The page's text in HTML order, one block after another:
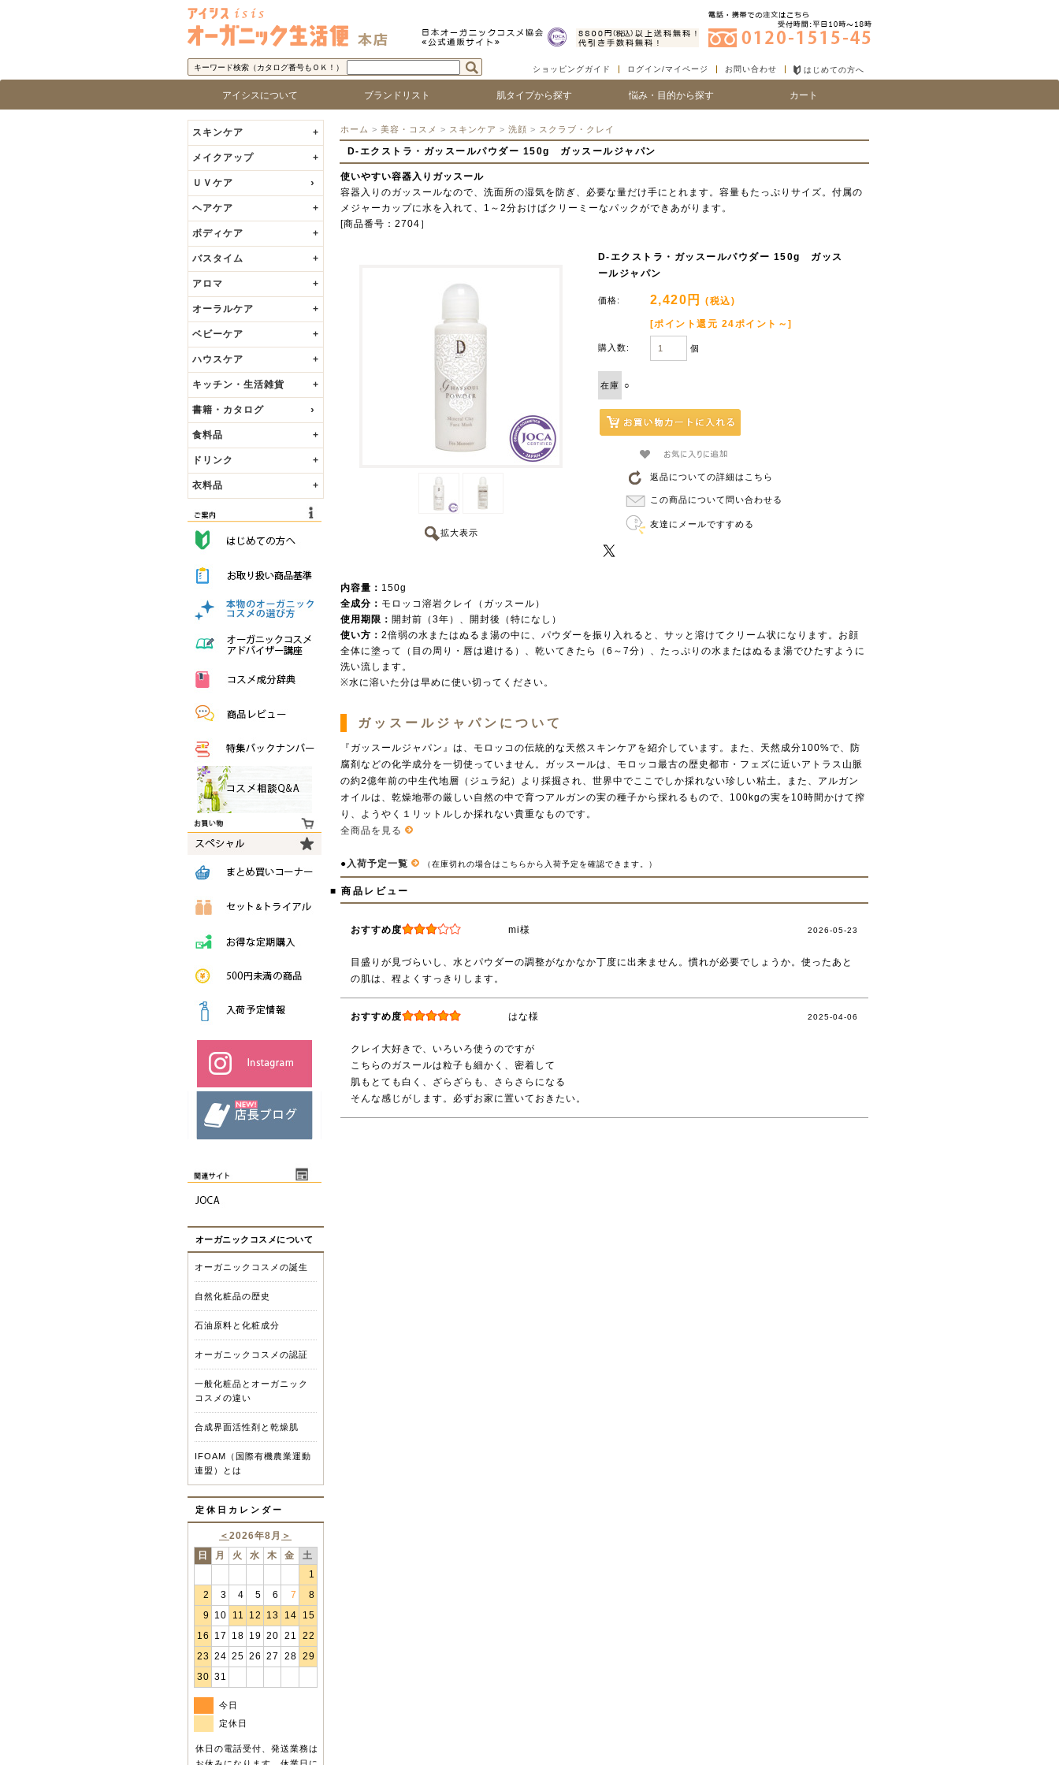
キーワード検索（カタログ番号もＯＫ！） ショッピングガイド ログイン/マイページ お問い合わせ はじめての方へ
アイシスについて
アイシス「オーガニック生活便」について
ブランドリスト
ロゴで探す
ブランド名で探す
肌タイプから探す
乾燥肌
敏感肌
脂性肌
混合肌
年齢肌
ベビー
悩み・目的から探す
ハリ・たるみ
シワ・ほうれい線
紫外線対策
アフターサンケア
シミ・くすみ
毛穴の黒ずみ、ひろがり
ニキビ・吹き出物
顔の赤み
唇の荒れ、皮が剥ける
頭皮の痒み、フケ
抜け毛・薄毛
ボリュームやコシがない、細毛
髪のツヤがない
カート
スキンケア +
メイクアップ +
ＵＶケア
ヘアケア +
ボディケア +
バスタイム +
アロマ +
オーラルケア +
ベビーケア +
ハウスケア +
キッチン・生活雑貨 +
書籍・カタログ
食料品 +
ドリンク +
衣料品 +
オーガニックコスメについて
オーガニックコスメの誕生
自然化粧品の歴史
石油原料と化粧成分
オーガニックコスメの認証
一般化粧品とオーガニック
コスメの違い
合成界面活性剤と乾燥肌
IFOAM（国際有機農業運動
連盟）とは
定休日カレンダー
＜ 2026年8月 ＞
日
月 火 水 木 金
土
1
2
3 4 5 6 7
8
9 10 11 12 13 14
15
16
17 18 19 20 21
22
23 24 25 26 27 28 29
30 31
今日
定休日
休日の電話受付、発送業務は
ホーム > 美容・コスメ > スキンケア > 洗顔 > スクラブ・クレイ
D-エクストラ・ガッスールパウダー 150g ガッスールジャパン
使いやすい容器入りガッスール
容器入りのガッスールなので、洗面所の湿気を防ぎ、必要な量だけ手にとれます。容量もたっぷりサイズ。付属の
メジャーカップに水を入れて、1～2分おけばクリーミーなパックができあがります。
[商品番号：2704］
拡大表示
D-エクストラ・ガッスールパウダー 150g ガッス
ールジャパン
価格: 2,420円 (税込)
[ポイント還元 24ポイント～]
購入数: 個
在庫 ○
返品についての詳細はこちら
この商品について問い合わせる
友達にメールですすめる
内容量： 150g
全成分： モロッコ溶岩クレイ（ガッスール）
使用期限： 開封前（3年）、開封後（特になし）
使い方： 2倍弱の水またはぬるま湯の中に、パウダーを振り入れると、サッと溶けてクリーム状になります。お顔
全体に塗って（目の周り・唇は避ける）、乾いてきたら（6～7分）、たっぷりの水またはぬるま湯でひたすように
洗い流します。
※水に溶いた分は早めに使い切ってください。
ガッスールジャパンについて
『ガッスールジャパン』は、モロッコの伝統的な天然スキンケアを紹介しています。また、天然成分100%で、防
腐剤などの化学成分を一切使っていません。ガッスールは、モロッコ最古の歴史都市・フェズに近いアトラス山脈
の約2億年前の中生代地層（ジュラ紀）より採掘され、世界中でここでしか採れない珍しい粘土。また、アルガン
オイルは、乾燥地帯の厳しい自然の中で育つアルガンの実の種子から採れるもので、100kgの実を10時間かけて搾
り、ようやく１リットルしか採れない貴重なものです。
全商品を見る
●入荷予定一覧 （在庫切れの場合はこちらから入荷予定を確認できます。）
■ 商品レビュー
おすすめ度 mi様 2026-05-23
目盛りが見づらいし、水とパウダーの調整がなかなか丁度に出来ません。慣れが必要でしょうか。使ったあと
の肌は、程よくすっきりします。
おすすめ度 はな様 2025-04-06
クレイ大好きで、いろいろ使うのですが
こちらのガスールは粒子も細かく、密着して
肌もとても白く、ざらざらも、さらさらになる
そんな感じがします。必ずお家に置いておきたい。